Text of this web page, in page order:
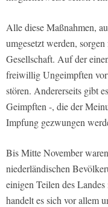
Alle diese Maßnahmen,
umgesetzt werden,
Gesellschaft. Auf der
freiwillig Ungeimpften
stören. Andererseits gibt
Geimpften -, die der
Impfung gezwungen
Bis Mitte November
niederländischen
einigen Teilen des
handelt es sich vor allem